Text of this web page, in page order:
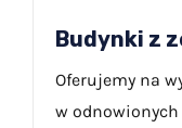
Budynki z
Oferujemy na
w